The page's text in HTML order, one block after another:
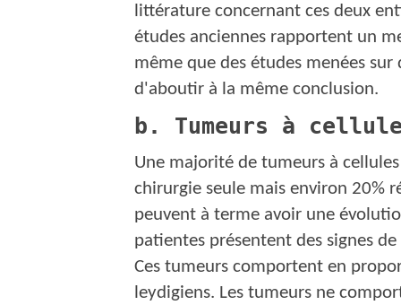
littérature concernant ces deux
études anciennes rapportent un
même que des études menées
d'aboutir à la même conclusion.
b. Tumeurs à
Une majorité de tumeurs à
chirurgie seule mais environ 20%
peuvent à terme avoir une
patientes présentent des signes
Ces tumeurs comportent en
leydigiens. Les tumeurs ne